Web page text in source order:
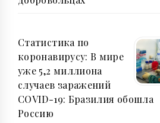
Статистика по
коронавирусу: В мире
уже 5,2 миллиона
случаев заражений
COVID-19: Бразилия обошла
Россию